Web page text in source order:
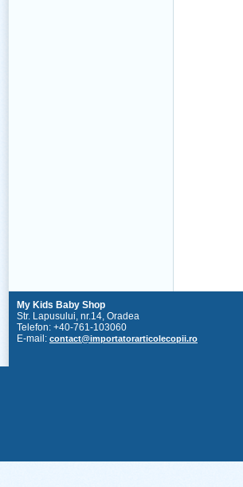
My Kids Baby Shop
Str. Lapusului, nr.14, Oradea
Telefon: +40-761-103060
E-mail: contact@importatorarticolecopii.ro